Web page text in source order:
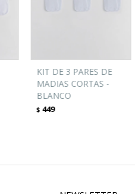
KIT DE 3 PARES DE
MADIAS CORTAS -
BLANCO
$ 449